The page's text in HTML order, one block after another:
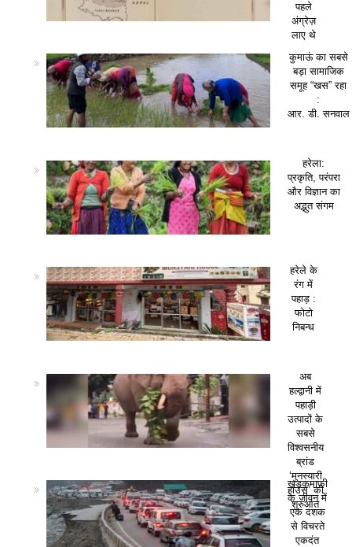
पहले
अंग्रेज़
लाए थे
कुमाऊं का सबसे
बड़ा सामाजिक
समूह “खस” रहा
:
आर. डी. सनवाल
हरेला:
प्रकृति, परंपरा
और विज्ञान का
अद्भुत संगम
हरेले के
रंग में
पहाड़ :
फोटो
निबन्ध
अब
हल्द्वानी में
पहाड़ी
उत्पादों के
सबसे
विश्वसनीय
ब्रांड
‘मुनस्यारी
हाउस’ की
शुरुआत
खड़कमाफी
के जीवन में
एक दशक
से विचरते
एकदंत